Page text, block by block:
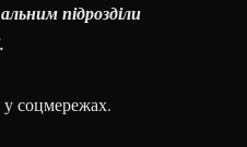
підрозділи
у соцмережах.